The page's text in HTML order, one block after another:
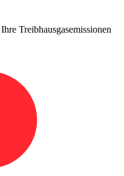
Treibhausgasemissionen